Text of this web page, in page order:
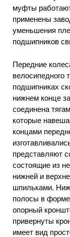
муфты
применены
уменьшения
подшипников
Передние
велосипедного
подшипниках
нижнем конце
соединена
которые
концами
представляют
состоящие из
нижней и
шпильками.
полосы в форме
опорный
привернуты
имеет вид